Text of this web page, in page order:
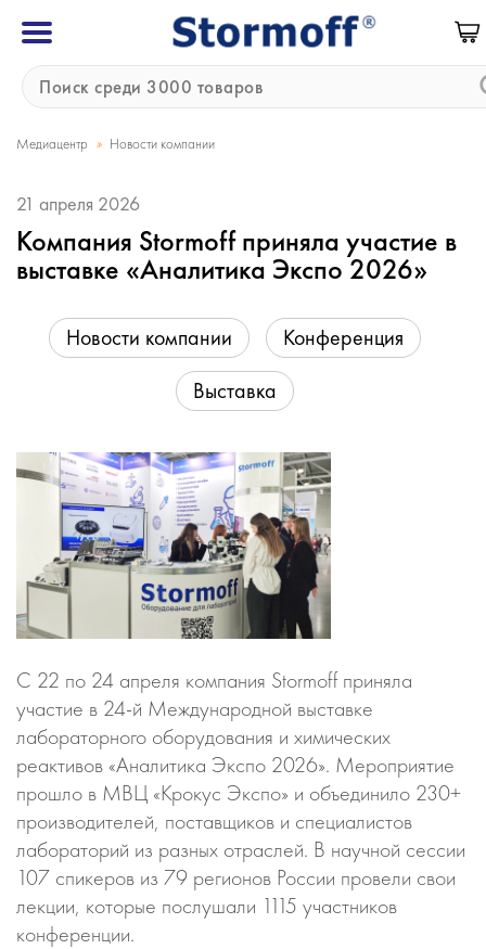
Медиацентр » Новости компании
21 апреля 2026
Компания Stormoff приняла участие в
выставке «Аналитика Экспо 2026»
Новости компании
Конференция
Выставка
С 22 по 24 апреля компания Stormoff приняла
участие в 24-й Международной выставке
лабораторного оборудования и химических
реактивов «Аналитика Экспо 2026». Мероприятие
прошло в МВЦ «Крокус Экспо» и объединило 230+
производителей, поставщиков и специалистов
лабораторий из разных отраслей. В научной сессии
107 спикеров из 79 регионов России провели свои
лекции, которые послушали 1115 участников
конференции.